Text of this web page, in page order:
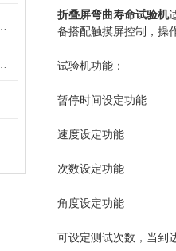
折叠屏弯曲寿命试验机
备搭配触摸屏控制，操
试验机功能：
暂停时间设定功能
速度设定功能
次数设定功能
角度设定功能
可设定测试次数，当到